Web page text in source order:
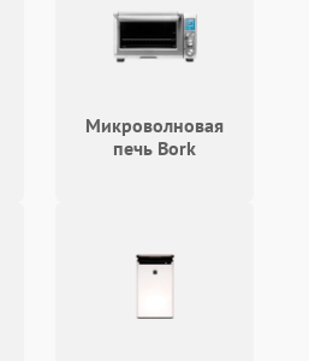
Микроволновая
печь Bork